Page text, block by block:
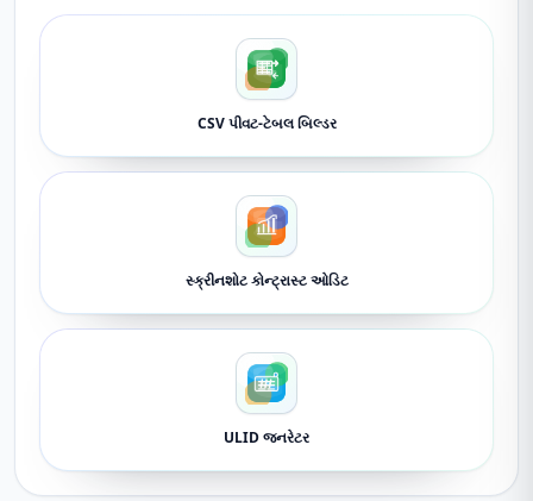
CSV પીવટ-ટેબલ બિલ્ડર
સ્ક્રીનશોટ કોન્ટ્રાસ્ટ ઓડિટ
ULID જનરેટર